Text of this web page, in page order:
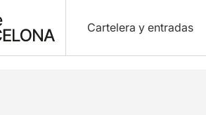
Cartelera y entradas
Ficha artística